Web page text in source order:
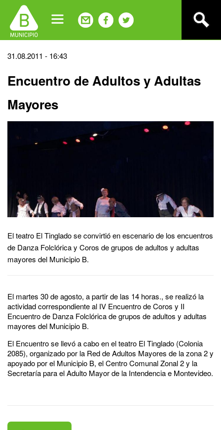
navigation
Back
top
31.08.2011 - 16:43
Encuentro de Adultos y Adultas
Mayores
El teatro El Tinglado se convirtió en escenario de los encuentros
de Danza Folclórica y Coros de grupos de adultos y adultas
mayores del Municipio B.
El martes 30 de agosto, a partir de las 14 horas., se realizó la
actividad correspondiente al IV Encuentro de Coros y II
Encuentro de Danza Folclórica de grupos de adultos y adultas
mayores del Municipio B.
El Encuentro se llevó a cabo en el teatro El Tinglado (Colonia
2085), organizado por la Red de Adultos Mayores de la zona 2 y
apoyado por el Municipio B, el Centro Comunal Zonal 2 y la
Secretaría para el Adulto Mayor de la Intendencia e Montevideo.